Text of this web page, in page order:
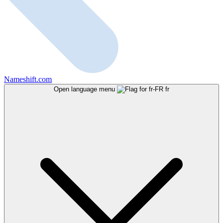
Nameshift.com
Open language menu fr